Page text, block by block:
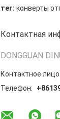
тег: конверты
Контактная
DONGGUAN
Контактное лицо:
Телефон: